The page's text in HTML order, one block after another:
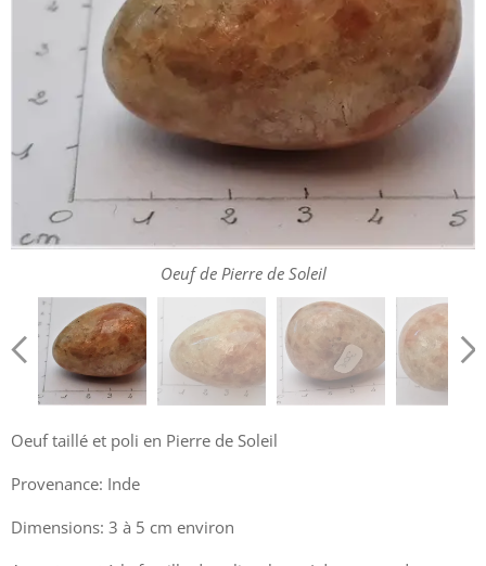
Oeuf de Pierre de Soleil
Oeuf de Pierre de Soleil
Oeuf de Pierre de Soleil
Oeuf taillé et poli en Pierre de Soleil
Provenance: Inde
Dimensions: 3 à 5 cm environ